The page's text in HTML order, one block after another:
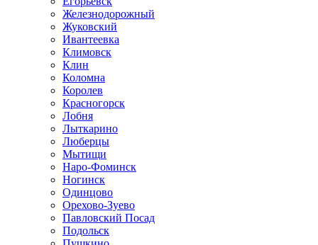
Железнодорожный
Жуковский
Ивантеевка
Климовск
Клин
Коломна
Королев
Красногорск
Лобня
Лыткарино
Люберцы
Мытищи
Наро-Фоминск
Ногинск
Одинцово
Орехово-Зуево
Павловский Посад
Подольск